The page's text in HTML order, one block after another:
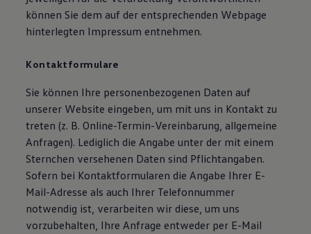
Bulli Magazin
Fahrzeugabholung ab Werk
Uptime
können Sie dem auf der entsprechenden Webpage
hinterlegten Impressum entnehmen.
Kontaktformulare
Sie können Ihre personenbezogenen Daten auf
unserer Website eingeben, um mit uns in Kontakt zu
treten (z. B. Online-Termin-Vereinbarung, allgemeine
Anfragen). Lediglich die Angabe unter der mit einem
Sternchen versehenen Daten sind Pflichtangaben.
Sofern bei Kontaktformularen die Angabe Ihrer E-
Mail-Adresse als auch Ihrer Telefonnummer
notwendig ist, verarbeiten wir diese, um uns
vorzubehalten, Ihre Anfrage entweder per E-Mail